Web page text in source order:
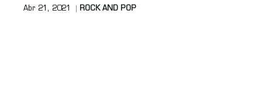
Abr 21, 2021 ROCK AND POP